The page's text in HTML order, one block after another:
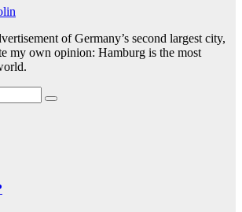
of Germany’s second largest city,
my own opinion: Hamburg is the most